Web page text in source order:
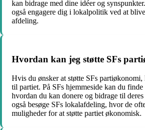
kan bidrage med dine idéer og
også engagere dig i lokalpolitik ved at
afdeling.
Hvordan kan jeg støtte SFs
Hvis du ønsker at støtte SFs partiøkonomi,
til partiet. På SFs hjemmeside kan du
hvordan du kan donere og bidrage til
også besøge SFs lokalafdeling, hvor de
muligheder for at støtte partiet økonomisk.